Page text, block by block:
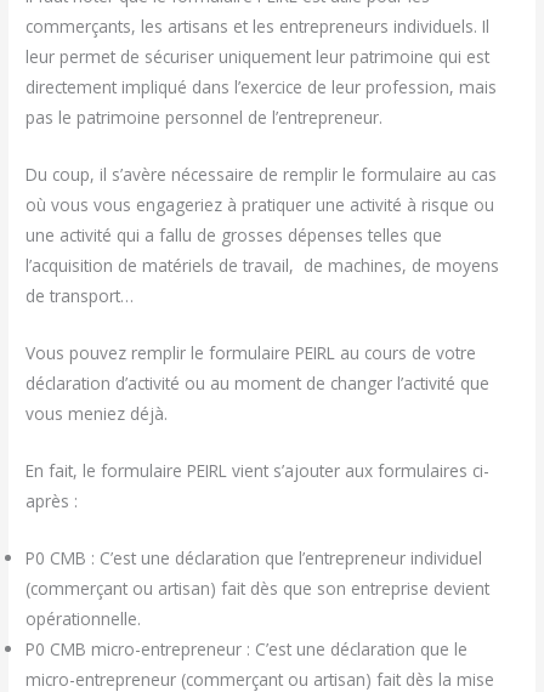
commerçants, les artisans et les entrepreneurs individuels. Il
leur permet de sécuriser uniquement leur patrimoine qui est
directement impliqué dans l’exercice de leur profession, mais
pas le patrimoine personnel de l’entrepreneur.
Du coup, il s’avère nécessaire de remplir le formulaire au cas
où vous vous engageriez à pratiquer une activité à risque ou
une activité qui a fallu de grosses dépenses telles que
l’acquisition de matériels de travail, de machines, de moyens
de transport…
Vous pouvez remplir le formulaire PEIRL au cours de votre
déclaration d’activité ou au moment de changer l’activité que
vous meniez déjà.
En fait, le formulaire PEIRL vient s’ajouter aux formulaires ci-
après :
P0 CMB : C’est une déclaration que l’entrepreneur individuel
(commerçant ou artisan) fait dès que son entreprise devient
opérationnelle.
P0 CMB micro-entrepreneur : C’est une déclaration que le
micro-entrepreneur (commerçant ou artisan) fait dès la mise